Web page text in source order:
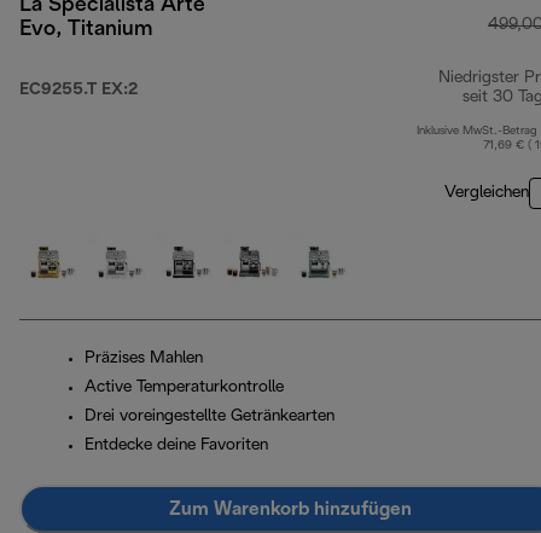
La Specialista Arte
Evo, Titanium
EC9255.T EX:2
Niedrigster
seit 30
Inklusive MwSt.-Betrag
71,69 € (
Vergleichen
Präzises Mahlen
Active Temperaturkontrolle
Drei voreingestellte Getränkearten
Entdecke deine Favoriten
Zum Warenkorb hinzufügen